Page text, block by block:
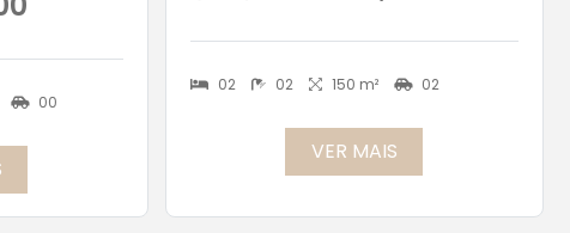
00
02 02 150 m² 02
VER MAIS